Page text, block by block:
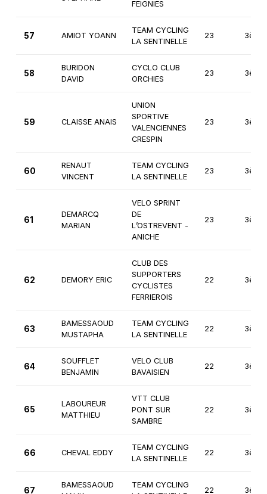
FEIGNIES
57 AMIOT YOANN
TEAM CYCLING
LA SENTINELLE
23 3ème
58
BURIDON
DAVID
CYCLO CLUB
ORCHIES
23 3ème
59 CLAISSE ANAIS
UNION
SPORTIVE
VALENCIENNES
CRESPIN
23 3ème
60
RENAUT
VINCENT
TEAM CYCLING
LA SENTINELLE
23 3ème
61
DEMARCQ
MARIAN
VELO SPRINT
DE
L’OSTREVENT -
ANICHE
23 3ème
62 DEMORY ERIC
CLUB DES
SUPPORTERS
CYCLISTES
FERRIEROIS
22 3ème
63
BAMESSAOUD
MUSTAPHA
TEAM CYCLING
LA SENTINELLE
22 3ème
64
SOUFFLET
BENJAMIN
VELO CLUB
BAVAISIEN
22 3ème
65
LABOUREUR
MATTHIEU
VTT CLUB
PONT SUR
SAMBRE
22 3ème
66 CHEVAL EDDY
TEAM CYCLING
LA SENTINELLE
22 3ème
67
BAMESSAOUD
TEAM CYCLING
22 3ème